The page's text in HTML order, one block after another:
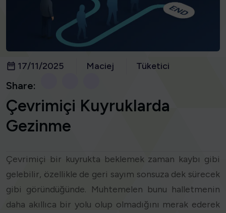
17/11/2025 Maciej Tüketici
Share:
Çevrimiçi Kuyruklarda
Gezinme
Çevrimiçi bir kuyrukta beklemek zaman kaybı gibi
gelebilir, özellikle de geri sayım sonsuza dek sürecek
gibi göründüğünde. Muhtemelen bunu halletmenin
daha akıllıca bir yolu olup olmadığını merak ederek